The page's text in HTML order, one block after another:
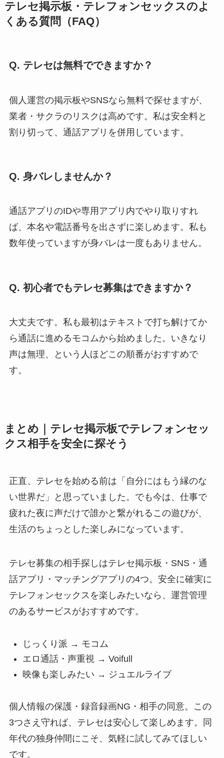
テレセ掲示板・テレフォンセックスのよ
くある質問（FAQ）
Q. テレセは無料でできますか？
個人運営の掲示板やSNSなら無料で探せますが、
業者・サクラのリスクは高めです。私は安全料と
割り切って、通話アプリを併用しています。
Q. 身バレしませんか？
通話アプリのIDや専用アプリ内でやり取りすれ
ば、本名や電話番号を出さずに楽しめます。私も
数年使っていますが身バレは一度もありません。
Q. 初心者でもテレセ募集はできますか？
大丈夫です。私も最初はテキストで打ち解けてか
ら通話に進めるモコムから始めました。いきなり
声は無理、という人ほどこの順番がおすすめで
す。
まとめ｜テレセ掲示板でテレフォンセッ
クス相手を安全に探そう
正直、テレセを始める前は「自分にはもう縁のな
い世界だ」と思っていました。でも今は、仕事で
疲れた夜に声だけで誰かと繋がれるこの遊びが、
生活のちょっとした楽しみになっています。
テレセ募集の相手探しはテレセ掲示板・SNS・通
話アプリ・マッチングアプリの4つ。安全に確実に
テレフォンセックスを楽しみたいなら、運営管理
のあるサービスがおすすめです。
じっくり派 → モコム
エロ通話・声重視 → Voifull
映像も楽しみたい → ジュエルライブ
個人情報の保護・録音録画NG・相手の同意。この
3つさえ守れば、テレセは安心して楽しめます。同
年代の独身仲間にこそ、気軽に試してみてほしい
です。